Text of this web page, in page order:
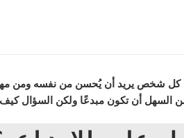
شخص يريد أن يُحسن من نفسه ومن
السهل أن تكون مبدعًا ولكن السؤال كيف